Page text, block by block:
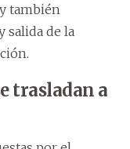
también
salida de la
trasladan a